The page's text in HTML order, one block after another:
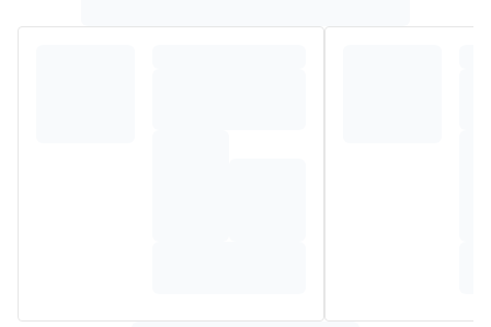
genoemd omdat het alle microben doodt (bacteriën,